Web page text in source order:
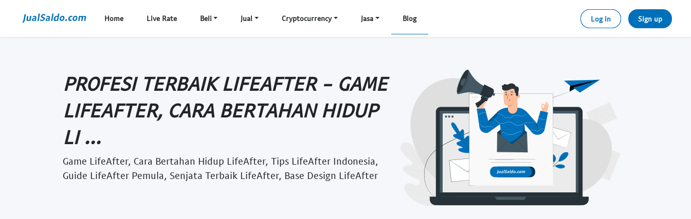
Home Live Rate Beli Jual Cryptocurrency Jasa Blog Log in Sign up
PROFESI TERBAIK LIFEAFTER - GAME
LIFEAFTER, CARA BERTAHAN HIDUP
LI ...
Game LifeAfter, Cara Bertahan Hidup LifeAfter, Tips LifeAfter Indonesia,
Guide LifeAfter Pemula, Senjata Terbaik LifeAfter, Base Design LifeAfter